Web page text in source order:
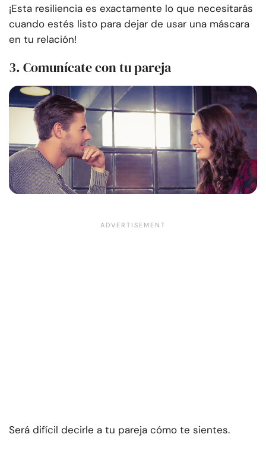
¡Esta resiliencia es exactamente lo que necesitarás
cuando estés listo para dejar de usar una máscara
en tu relación!
3. Comunícate con tu pareja
Será difícil decirle a tu pareja cómo te sientes.